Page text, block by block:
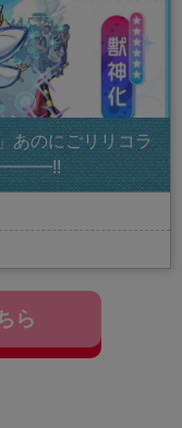
あのにごリリコラ
)━━━!!
ら